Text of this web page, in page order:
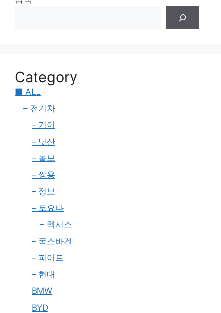
Category
■ ALL
– 전기차
– 기아
– 닛산
– 볼보
– 쌍용
– 정보
– 토요타
– 렉서스
– 폭스바겐
– 피아트
– 현대
BMW
BYD